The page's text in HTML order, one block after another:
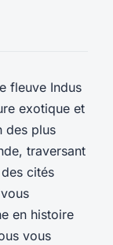
fleuve Indus
exotique et
des plus
traversant
cités
en histoire
vous